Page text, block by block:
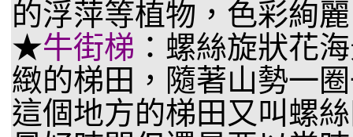
的浮萍等植物，色彩絢
★牛街梯 ：螺絲旋狀花
緻的梯田，隨著山勢一
這個地方的梯田又叫螺